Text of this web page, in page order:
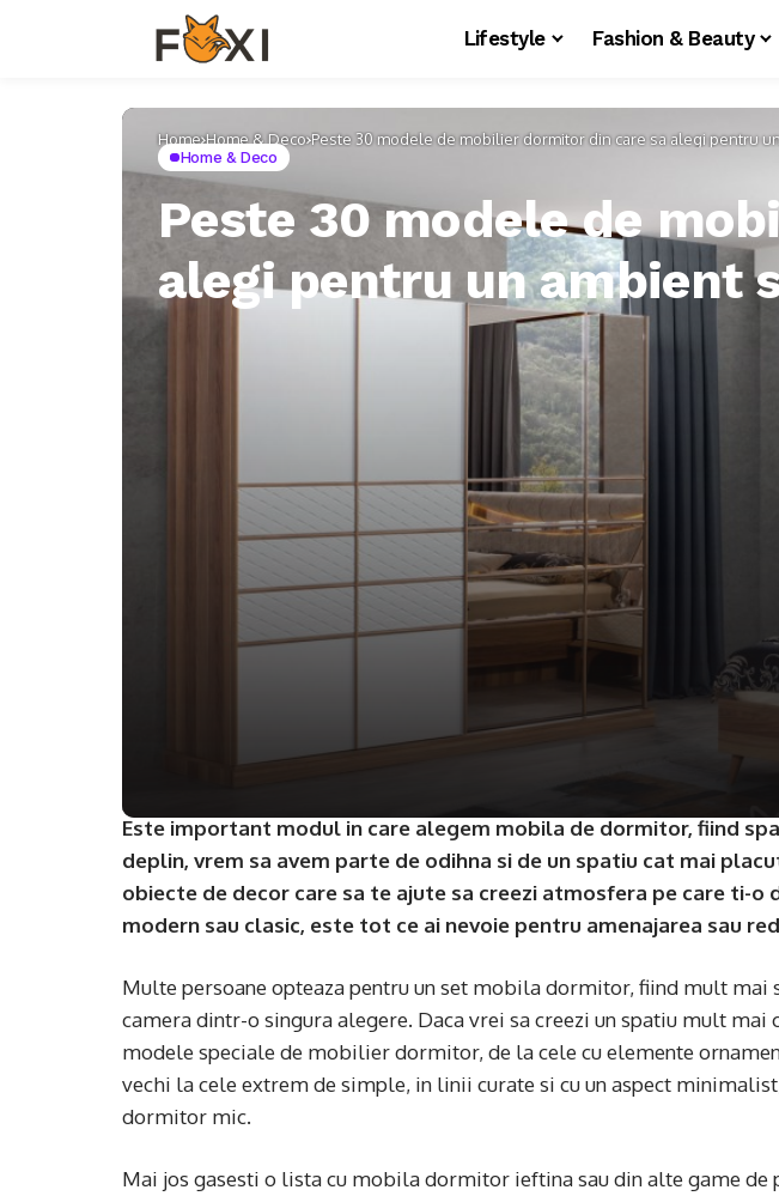
Lifestyle Fashion & Beauty
Home Home & Deco Peste 30 modele de mobilier dormitor din care sa alegi pentru
Home & Deco
Peste 30 modele de
alegi pentru un ambient
Este important modul in care alegem mobila de dormitor, fiind
deplin, vrem sa avem parte de odihna si de un spatiu cat mai
obiecte de decor care sa te ajute sa creezi atmosfera pe care ti-
modern sau clasic, este tot ce ai nevoie pentru amenajarea sau
Multe persoane opteaza pentru un set mobila dormitor, fiind mult
camera dintr-o singura alegere. Daca vrei sa creezi un spatiu mult
modele speciale de mobilier dormitor, de la cele cu elemente
vechi la cele extrem de simple, in linii curate si cu un aspect
dormitor mic.
Mai jos gasesti o lista cu mobila dormitor ieftina sau din alte game de